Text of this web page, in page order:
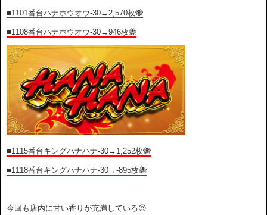
■1101番台ハナホウオウ-30→2,570枚🐝
■1108番台ハナホウオウ-30→946枚🐝
■1115番台キングハナハナ-30→1,252枚🐝
■1118番台キングハナハナ-30→-895枚🐝
今回も店内に甘い香りが充満している😍